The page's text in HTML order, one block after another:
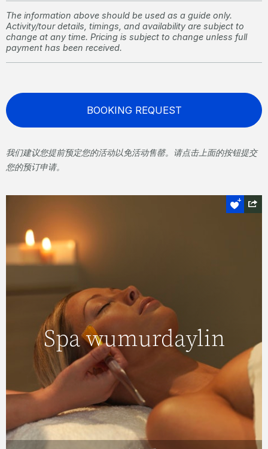
The information above should be used as a guide only.
Activity/tour details, timings, and availability are subject to
change at any time. Pricing is subject to change unless full
payment has been received.
BOOKING REQUEST
我们建议您提前预定您的活动以免活动售罄。请点击上面的按钮提交
您的预订申请。
Spa wumurdaylin
尽情享受
Spa wumurdaylin
反映其设计之美，Spa wumurdaylin 提供一系
列採用天然澳大利亚产品的疗程。
READ MORE